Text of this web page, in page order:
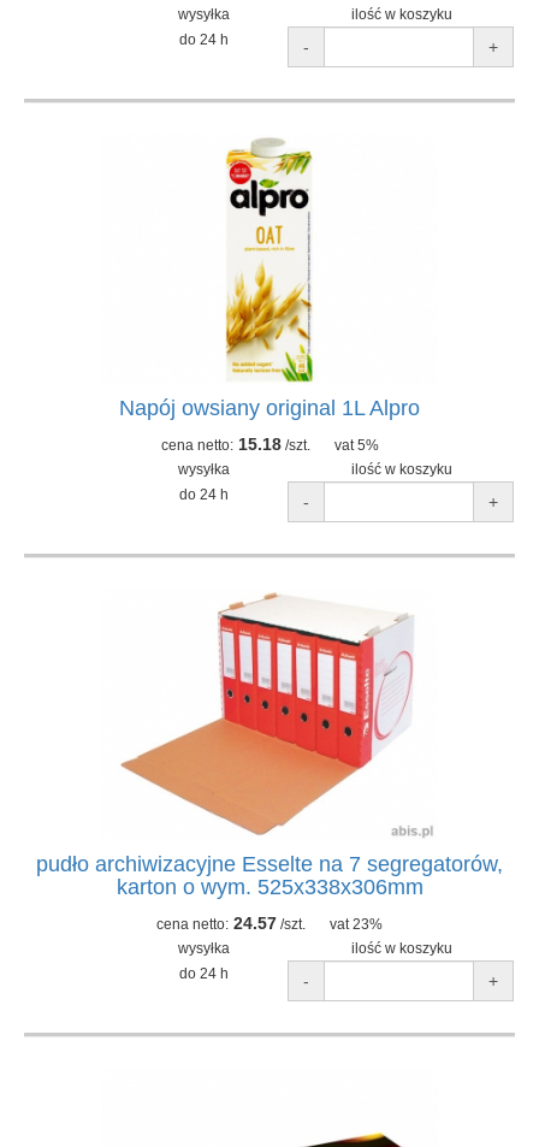
wysyłka
ilość w koszyku
do 24 h
- +
Napój owsiany original 1L Alpro
cena netto: 15.18/szt.
vat 5%
wysyłka
ilość w koszyku
do 24 h
- +
pudło archiwizacyjne Esselte na 7 segregatorów,
karton o wym. 525x338x306mm
cena netto: 24.57 /szt.
vat 23%
wysyłka
ilość w koszyku
do 24 h
- +